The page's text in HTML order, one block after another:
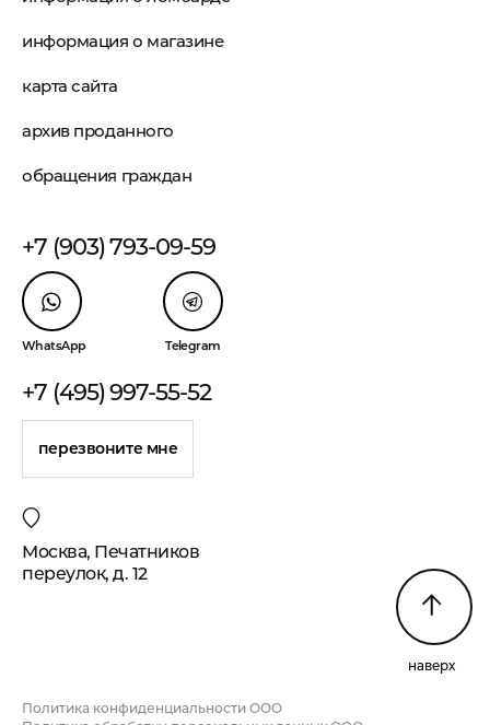
информация о магазине
карта сайта
архив проданного
обращения граждан
+7 (903) 793-09-59
WhatsApp Telegram
+7 (495) 997-55-52
перезвоните мне
Москва, Печатников
переулок, д. 12
наверх
Политика конфиденциальности ООО